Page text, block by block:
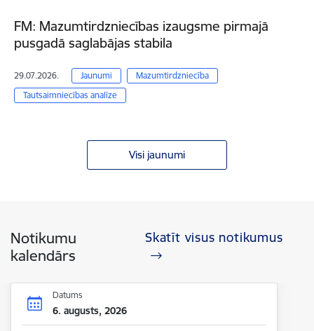
FM: Mazumtirdzniecības izaugsme pirmajā
pusgadā saglabājas stabila
29.07.2026. Jaunumi
Mazumtirdzniecība
Tautsaimniecības analīze
Visi jaunumi
Notikumu
kalendārs
Skatīt visus notikumus
Datums
6. augusts, 2026